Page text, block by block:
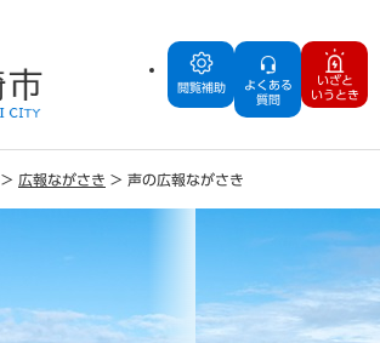
閲覧補助
よくある
質問
いざと
いうとき
> 広報ながさき > 声の広報ながさき